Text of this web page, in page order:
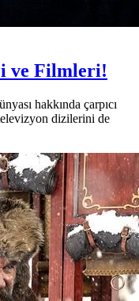
ve Filmleri!
hakkında çarpıcı
dizilerini de